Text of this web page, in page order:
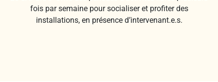
fois par semaine pour socialiser et profiter des
installations, en présence d’intervenant.e.s.